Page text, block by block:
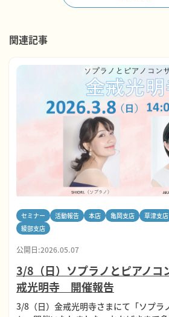
関連記事
セミナー 活動報告 本店 亀岡支店 草津支店
綾部支店
公開日:2026.05.07
3/8（日）ソプラノとピアノ
戒光明寺 開催報告
3/8（日）金戒光明寺さまにて「ソプラ